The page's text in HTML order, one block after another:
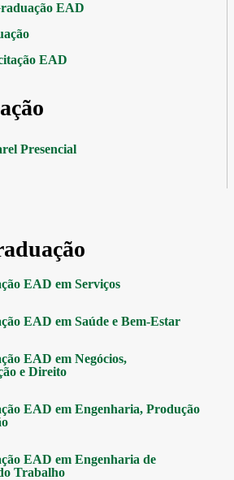
EAD
EAD
Presencial
EAD em Serviços
EAD em Saúde e Bem-Estar
EAD em Negócios,
e Direito
EAD em Engenharia, Produção
EAD em Engenharia de
Trabalho